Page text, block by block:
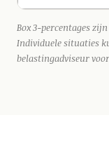
Box 3-percentages
Individuele situaties
belastingadviseur